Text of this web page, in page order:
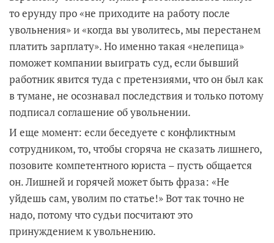
то ерунду про «не приходите на работу после
увольнения» и «когда вы уволитесь, мы перестанем
платить зарплату». Но именно такая «нелепица»
поможет компании выиграть суд, если бывший
работник явится туда с претензиями, что он был как
в тумане, не осознавал последствия и только потому
подписал соглашение об увольнении.
И еще момент: если беседуете с конфликтным
сотрудником, то, чтобы сгоряча не сказать лишнего,
позовите компетентного юриста – пусть общается
он. Лишней и горячей может быть фраза: «Не
уйдешь сам, уволим по статье!» Вот так точно не
надо, потому что судьи посчитают это
принуждением к увольнению.